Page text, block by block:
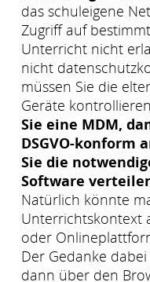
das schuleigene
Zugriff auf
Unterricht nicht
nicht
müssen Sie die
Geräte kontrollieren.
Sie eine MDM,
DSGVO-konform
Sie die
Software
Natürlich könnte
Unterrichtskontext
oder
Der Gedanke
dann über den